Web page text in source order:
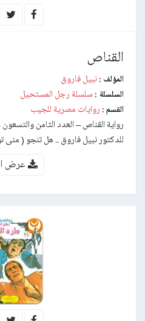
القناص
المؤلف : نبيل فاروق
السلسلة : سلسلة رجل المستحيل
القسم : روايات مصرية للجيب
للدكتور نبيل فاروق .. هل تنجو ( منى
عرض